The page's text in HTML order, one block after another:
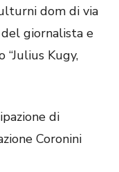
dom di via
del giornalista e
Kugy,
di
Coronini